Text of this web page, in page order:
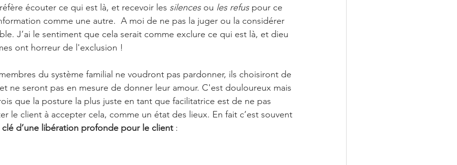
écouter ce qui est là, et recevoir les silences ou les refus pour ce
comme une autre.  A moi de ne pas la juger ou la considérer
J’ai le sentiment que cela serait comme exclure ce qui est là, et dieu
ont horreur de l'exclusion !
du système familial ne voudront pas pardonner, ils choisiront de
ne seront pas en mesure de donner leur amour. C'est douloureux mais
que la posture la plus juste en tant que facilitatrice est de ne pas
le client à accepter cela, comme un état des lieux. En fait c’est souvent
clé d’une libération profonde pour le client :